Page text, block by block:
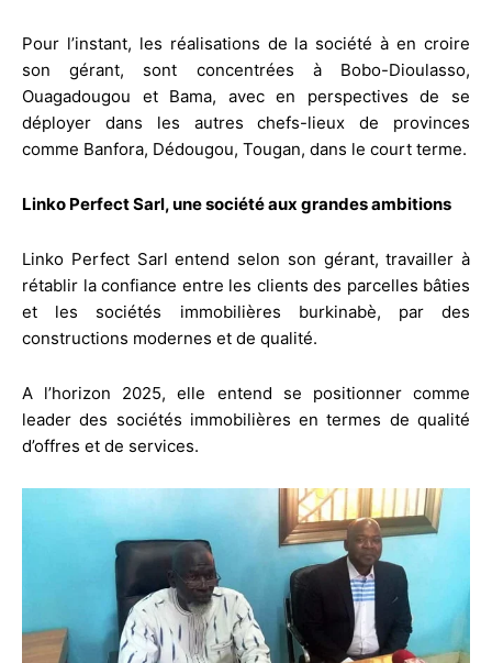
Pour l’instant, les réalisations de la société à en croire
son gérant, sont concentrées à Bobo-Dioulasso,
Ouagadougou et Bama, avec en perspectives de se
déployer dans les autres chefs-lieux de provinces
comme Banfora, Dédougou, Tougan, dans le court terme.
Linko Perfect Sarl, une société aux grandes ambitions
Linko Perfect Sarl entend selon son gérant, travailler à
rétablir la confiance entre les clients des parcelles bâties
et les sociétés immobilières burkinabè, par des
constructions modernes et de qualité.
A l’horizon 2025, elle entend se positionner comme
leader des sociétés immobilières en termes de qualité
d’offres et de services.